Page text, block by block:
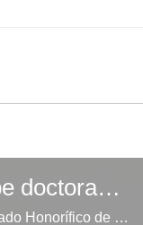
Cardenal Óscar Andrés Rodríguez recibe doctorado honorífico
El Cardenal Óscar Andrés Rodríguez, fue nombrado con Doctorado Honorífico de la Universidad de Fordham.